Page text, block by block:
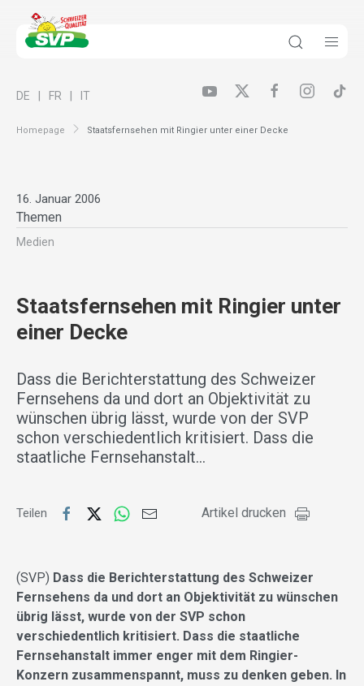
Homepage Staatsfernsehen mit Ringier unter einer Decke
DE FR IT
16. Januar 2006
Themen
Medien
Staatsfernsehen mit Ringier unter
einer Decke
Dass die Berichterstattung des Schweizer
Fernsehens da und dort an Objektivität zu
wünschen übrig lässt, wurde von der SVP
schon verschiedentlich kritisiert. Dass die
staatliche Fernsehanstalt…
Teilen Artikel drucken
(SVP) Dass die Berichterstattung des Schweizer
Fernsehens da und dort an Objektivität zu wünschen
übrig lässt, wurde von der SVP schon
verschiedentlich kritisiert. Dass die staatliche
Fernsehanstalt immer enger mit dem Ringier-
Konzern zusammenspannt, muss zu denken geben. In